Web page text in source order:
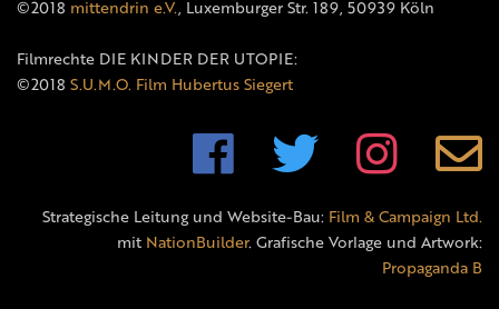
©2018 mittendrin e.V., Luxemburger Str. 189, 50939 Köln
Filmrechte DIE KINDER DER UTOPIE:
©2018 S.U.M.O. Film Hubertus Siegert
Strategische Leitung und Website-Bau: Film & Campaign Ltd.
mit NationBuilder. Grafische Vorlage und Artwork:
Propaganda B